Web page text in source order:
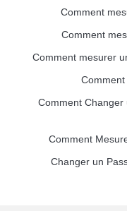
Comment
Comment
Comment mesurer
Comment Changer
Comment
Changer un